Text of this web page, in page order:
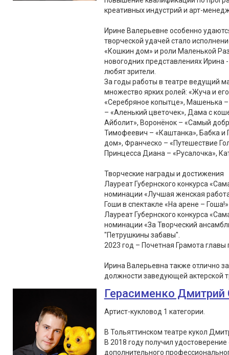
креативных индустрий и арт-
Ирине Валерьевне особенно
творческой удачей стало
«Кошкин дом» и роли Маленькой
новогодних представлениях Ирина
любят зрители.
За годы работы в театре ведущий
множество ярких ролей: «Жуча и
«Серебряное копытце», Машенька
– «Аленький цветочек», Дама с
Айболит», Воронёнок – «Самый
Тимофеевич – «Каштанка», Бабка и
дом», Франческо – «Путешествие
Принцесса Диана – «Русалочка»,
Творческие награды и достижения
Лауреат Губернского конкурса
номинации «Лучшая женская
Гоши в спектакле «На арене – Гоша!»
Лауреат Губернского конкурса
номинации «За Творческий
"Петрушкины забавы".
2023 год – Почетная Грамота главы
Ирина Валерьевна также отлично
должности заведующей актерской
Герасименко Дмитрий
Артист-кукловод 1 категории.
В Тольяттинском театре кукол
В 2018 году получил
дополнительного